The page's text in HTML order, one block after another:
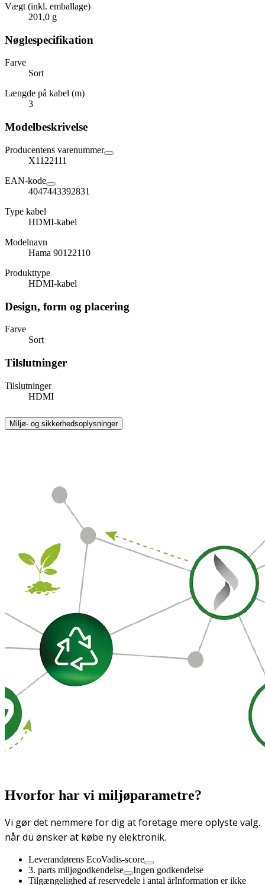
Vægt (inkl. emballage)
201,0 g
Nøglespecifikation
Farve
Sort
Længde på kabel (m)
3
Modelbeskrivelse
Producentens varenummer
X1122111
EAN-kode
4047443392831
Type kabel
HDMI-kabel
Modelnavn
Hama 90122110
Produkttype
HDMI-kabel
Design, form og placering
Farve
Sort
Tilslutninger
Tilslutninger
HDMI
Miljø- og sikkerhedsoplysninger
Hvorfor har vi miljøparametre?
Vi gør det nemmere for dig at foretage mere oplyste valg.
når du ønsker at købe ny elektronik.
Leverandørens EcoVadis-score
3. parts miljøgodkendelse
Ingen godkendelse
Tilgængelighed af reservedele i antal årInformation er ikke